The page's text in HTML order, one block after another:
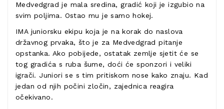
Medvedgrad je mala sredina, gradić koji je izgubio na
svim poljima. Ostao mu je samo hokej.
IMA juniorsku ekipu koja je na korak do naslova
državnog prvaka, što je za Medvedgrad pitanje
opstanka. Ako pobijede, ostatak zemlje sjetit će se
tog gradića s ruba šume, doći će sponzori i veliki
igrači. Juniori se s tim pritiskom nose kako znaju. Kad
jedan od njih počini zločin, zajednica reagira
očekivano.